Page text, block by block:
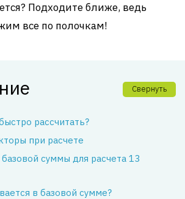
Подходите ближе, ведь
все по полочкам!
Свернуть
рассчитать?
при расчете
суммы для расчета 13
в базовой сумме?